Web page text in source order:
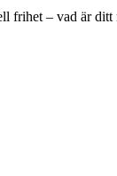
frihet – vad är ditt